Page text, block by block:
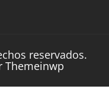
reservados.
Themeinwp